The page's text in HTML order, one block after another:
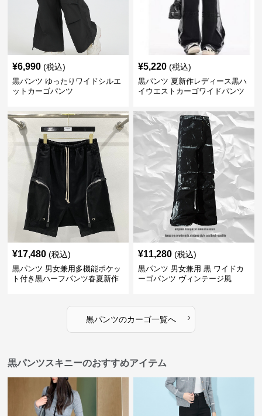
¥6,990 (税込)
黒パンツ ゆったりワイドシルエ
ットカーゴパンツ
¥5,220 (税込)
黒パンツ 夏新作レディース黒ハ
イウエストカーゴワイドパンツ
¥17,480 (税込)
黒パンツ 男女兼用多機能ポケッ
ト付き黒ハーフパンツ春夏新作
¥11,280 (税込)
黒パンツ 男女兼用 黒 ワイドカ
ーゴパンツ ヴィンテージ風
黒パンツのカーゴ一覧へ ›
黒パンツスキニーのおすすめアイテム